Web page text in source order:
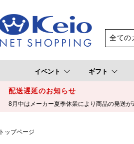
イベント ギフト
配送遅延のお知らせ
8月中はメーカー夏季休業により商品の発送
トップページ